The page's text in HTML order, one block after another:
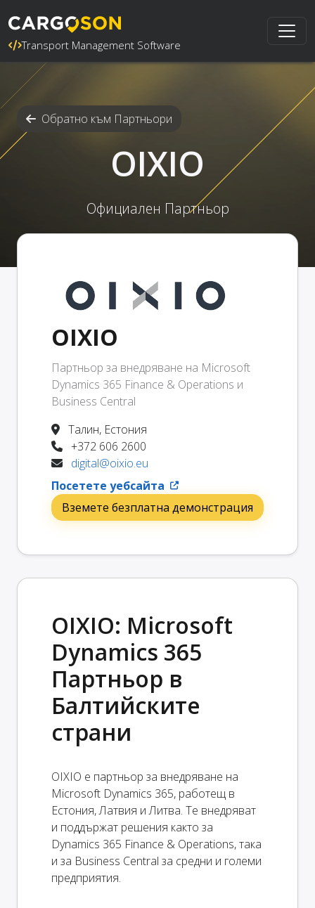
Transport Management Software
Обратно към Партньори
OIXIO
Официален Партньор
OIXIO
Партньор за внедряване на Microsoft
Dynamics 365 Finance & Operations и
Business Central
Талин, Естония
+372 606 2600
digital@oixio.eu
Посетете уебсайта
Вземете безплатна демонстрация
OIXIO: Microsoft
Dynamics 365
Партньор в
Балтийските
страни
OIXIO е партньор за внедряване на
Microsoft Dynamics 365, работещ в
Естония, Латвия и Литва. Те внедряват
и поддържат решения както за
Dynamics 365 Finance & Operations, така
и за Business Central за средни и големи
предприятия.